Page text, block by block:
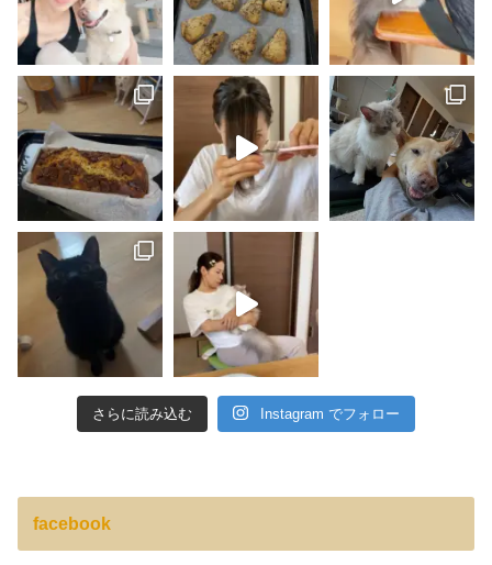
さらに読み込む Instagram でフォロー
facebook